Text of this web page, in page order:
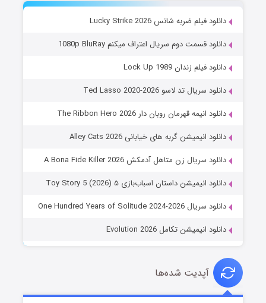
دانلود فیلم ضربه شانس Lucky Strike 2026
دانلود قسمت دوم سریال اعتراف میکنم 1080p BluRay
دانلود فیلم زندان Lock Up 1989
دانلود سریال تد لاسو Ted Lasso 2020-2026
دانلود انیمه قهرمان روبان دار The Ribbon Hero 2026
دانلود انیمیشن گربه های خیابانی Alley Cats 2026
دانلود سریال زن متاهل آدمکش A Bona Fide Killer 2026
دانلود انیمیشن داستان اسباب‌بازی ۵ Toy Story 5 (2026)
دانلود سریال One Hundred Years of Solitude 2024-2026
دانلود انیمیشن تکامل Evolution 2026
آپدیت شده‌ها